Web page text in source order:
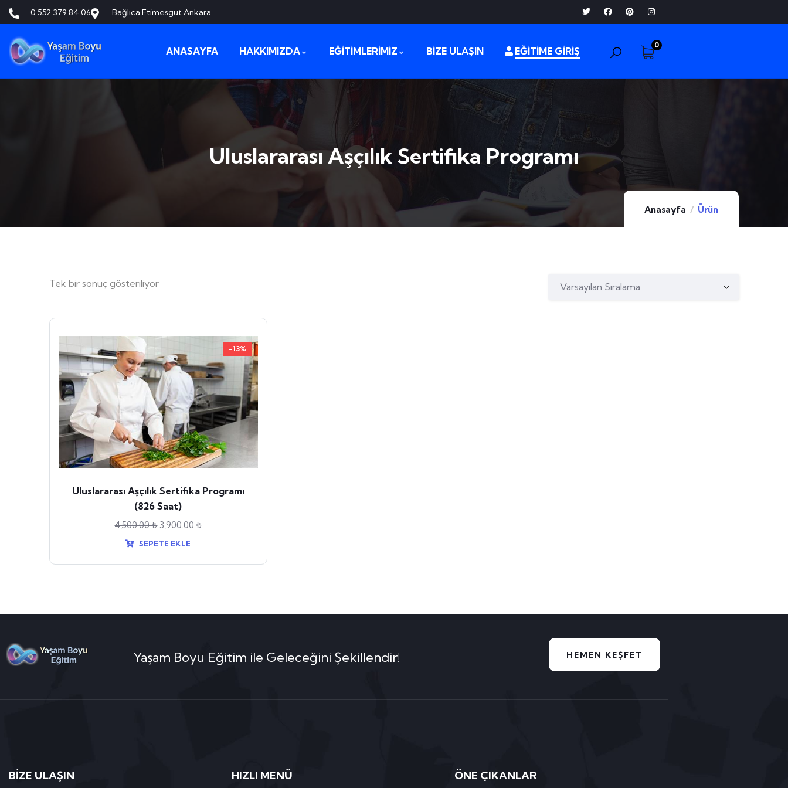
0 552 379 84 06 Bağlıca Etimesgut Ankara
ANASAYFA HAKKIMIZDA EĞİTİMLERİMİZ BİZE ULAŞIN EĞİTİME GİRİŞ
0
Anasayfa Ürün
Uluslararası Aşçılık Sertifika Programı
Tek bir sonuç gösteriliyor
-13%
Uluslararası Aşçılık Sertifika Programı
(826 Saat)
4,500.00₺ 3,900.00₺
SEPETE EKLE
Yaşam Boyu Eğitim ile Geleceğini Şekillendir! HEMEN KEŞFET
BİZE ULAŞIN HIZLI MENÜ ÖNE ÇIKANLAR